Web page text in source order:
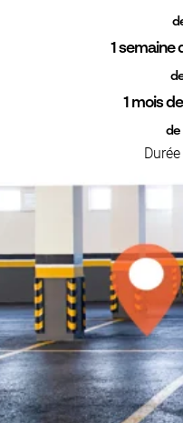
1 semaine
1 mois
de